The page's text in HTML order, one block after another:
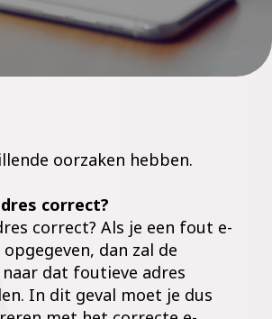
oorzaken hebben.
correct?
correct? Als je een fout e-
dan zal de
dat foutieve adres
In dit geval moet je dus